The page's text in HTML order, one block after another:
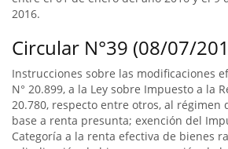
2016.
Circular N°39 (08/07/
Instrucciones sobre las modificaciones
N° 20.899, a la Ley sobre Impuesto a la
20.780, respecto entre otros, al régimen
base a renta presunta; exención del
Categoría a la renta efectiva de bienes